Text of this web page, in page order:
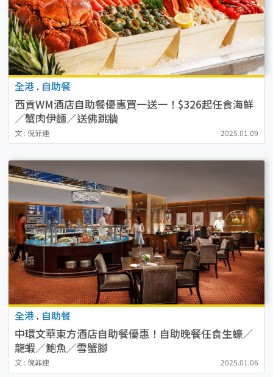
全港 . 自助餐
西貢WM酒店自助餐優惠買一送一！$326起任食海鮮
／蟹肉伊麵／送佛跳牆
文 : 倪菲連 2025.01.09
全港 . 自助餐
中環文華東方酒店自助餐優惠！自助晚餐任食生蠔／
龍蝦／鮑魚／雪蟹腳
文 : 倪菲連 2025.01.06